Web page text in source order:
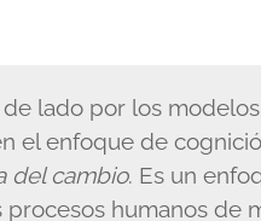
lado por los
el enfoque de
del cambio. Es un
humanos de